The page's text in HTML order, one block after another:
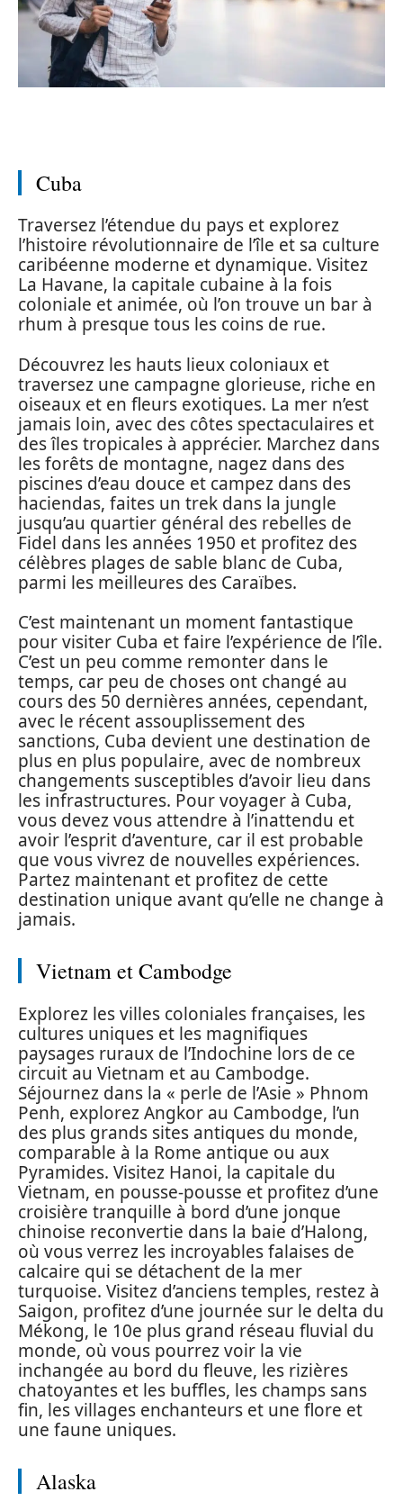
Cuba
Traversez l’étendue du pays et explorez
l’histoire révolutionnaire de l’île et sa culture
caribéenne moderne et dynamique. Visitez
La Havane, la capitale cubaine à la fois
coloniale et animée, où l’on trouve un bar à
rhum à presque tous les coins de rue.
Découvrez les hauts lieux coloniaux et
traversez une campagne glorieuse, riche en
oiseaux et en fleurs exotiques. La mer n’est
jamais loin, avec des côtes spectaculaires et
des îles tropicales à apprécier. Marchez dans
les forêts de montagne, nagez dans des
piscines d’eau douce et campez dans des
haciendas, faites un trek dans la jungle
jusqu’au quartier général des rebelles de
Fidel dans les années 1950 et profitez des
célèbres plages de sable blanc de Cuba,
parmi les meilleures des Caraïbes.
C’est maintenant un moment fantastique
pour visiter Cuba et faire l’expérience de l’île.
C’est un peu comme remonter dans le
temps, car peu de choses ont changé au
cours des 50 dernières années, cependant,
avec le récent assouplissement des
sanctions, Cuba devient une destination de
plus en plus populaire, avec de nombreux
changements susceptibles d’avoir lieu dans
les infrastructures. Pour voyager à Cuba,
vous devez vous attendre à l’inattendu et
avoir l’esprit d’aventure, car il est probable
que vous vivrez de nouvelles expériences.
Partez maintenant et profitez de cette
destination unique avant qu’elle ne change à
jamais.
Vietnam et Cambodge
Explorez les villes coloniales françaises, les
cultures uniques et les magnifiques
paysages ruraux de l’Indochine lors de ce
circuit au Vietnam et au Cambodge.
Séjournez dans la « perle de l’Asie » Phnom
Penh, explorez Angkor au Cambodge, l’un
des plus grands sites antiques du monde,
comparable à la Rome antique ou aux
Pyramides. Visitez Hanoi, la capitale du
Vietnam, en pousse-pousse et profitez d’une
croisière tranquille à bord d’une jonque
chinoise reconvertie dans la baie d’Halong,
où vous verrez les incroyables falaises de
calcaire qui se détachent de la mer
turquoise. Visitez d’anciens temples, restez à
Saigon, profitez d’une journée sur le delta du
Mékong, le 10e plus grand réseau fluvial du
monde, où vous pourrez voir la vie
inchangée au bord du fleuve, les rizières
chatoyantes et les buffles, les champs sans
fin, les villages enchanteurs et une flore et
une faune uniques.
Alaska